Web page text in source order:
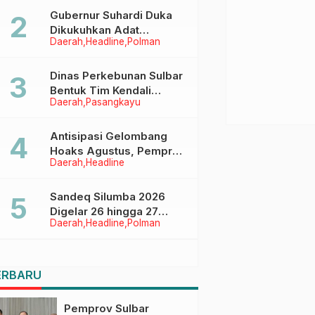
Menggapai Cita-Cita
Daerah Headline Polman
Gubernur Suhardi Duka
Dikukuhkan Adat
Balanipa, Raih Gelar Sulo
Daerah Pasangkayu
Dinas Perkebunan Sulbar
Bentuk Tim Kendali
Internal ICS untuk Dukung
di Pasangkayu
Daerah Headline
Antisipasi Gelombang
Hoaks Agustus, Pemprov
Sulbar Ajak Warga Jaga
Daerah Headline Polman
Sandeq Silumba 2026
Digelar 26 hingga 27
September, Rangkaian
Pemprov Sulbar